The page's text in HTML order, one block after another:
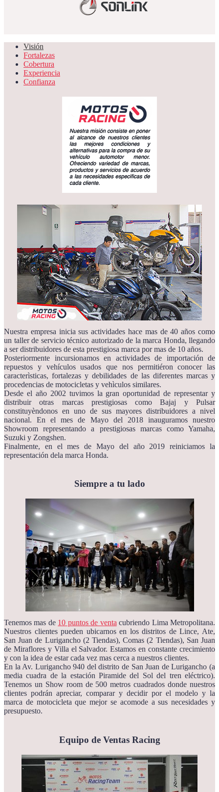
Visión
Fortalezas
Cobertura
Experiencia
Confianza
Nuestra empresa inicia sus actividades hace mas de 40 años como
un taller de servicio técnico autorizado de la marca Honda, llegando
a ser distribuidores de esta prestigiosa marca por mas de 10 años.
Posteriormente incursionamos en actividades de importación de
repuestos y vehículos usados que nos permitiéron conocer las
caracterìsticas, fortalezas y debilidades de las diferentes marcas y
procedencias de motocicletas y vehìculos similares.
Desde el año 2002 tuvimos la gran oportunidad de representar y
distribuir otras marcas prestigiosas como Bajaj y Pulsar
constituyèndonos en uno de sus mayores distribuidores a nivel
nacional. En el mes de Mayo del 2018 inauguramos nuestro
Showroom representando a prestigiosas marcas como Yamaha,
Suzuki y Zongshen.
Finalmente, en el mes de Mayo del año 2019 reiniciamos la
representación dela marca Honda.
Siempre a tu lado
Tenemos mas de 10 puntos de venta cubriendo Lima Metropolitana.
Nuestros clientes pueden ubicarnos en los distritos de Lince, Ate,
San Juan de Lurigancho (2 Tiendas), Comas (2 Tiendas), San Juan
de Miraflores y Villa el Salvador. Estamos en constante crecimiento
y con la idea de estar cada vez mas cerca a nuestros clientes.
En la Av. Lurigancho 940 del distrito de San Juan de Lurigancho (a
media cuadra de la estación Piramide del Sol del tren eléctrico).
Tenemos un Show room de 500 metros cuadrados donde nuestros
clientes podrán apreciar, comparar y decidir por el modelo y la
marca de motocicleta que mejor se acomode a sus necesidades y
presupuesto.
Equipo de Ventas Racing